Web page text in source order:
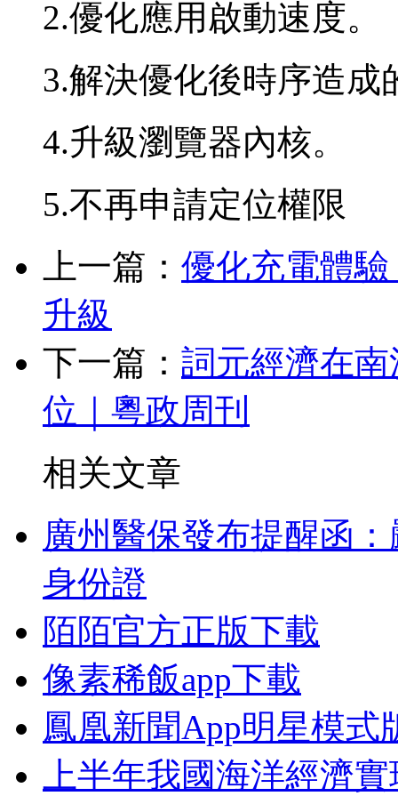
2.優化應用啟動速度。
3.解決優化後時序造成
4.升級瀏覽器內核。
5.不再申請定位權限
上一篇： 優化充電體
升級
下一篇： 詞元經濟在
位｜粵政周刊
相关文章
廣州醫保發布提醒函
身份證
陌陌官方正版下載
像素稀飯app下載
鳳凰新聞App明星模式
上半年我國海洋經濟